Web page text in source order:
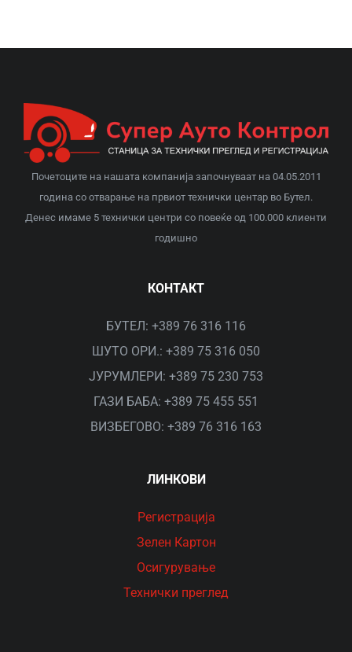
Почетоците на нашата компанија започнуваат на 04.05.2011
година со отварање на првиот технички центар во Бутел.
Денес имаме 5 технички центри со повеќе од 100.000 клиенти
годишно
КОНТАКТ
БУТЕЛ: +389 76 316 116
ШУТО ОРИ.: +389 75 316 050
ЈУРУМЛЕРИ: +389 75 230 753
ГАЗИ БАБА: +389 75 455 551
ВИЗБЕГОВО: +389 76 316 163
ЛИНКОВИ
Рeгистрација
Зелен Картон
Осигурување
Технички преглед